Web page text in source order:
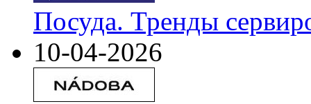
Посуда. Тренды
10-04-2026